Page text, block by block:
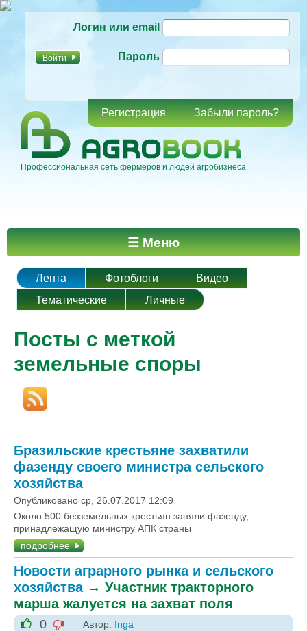
основному
Логин или email
Пароль
Регистрация Забыли пароль?
Профессиональная сеть фермеров и людей агробизнеса
Главное меню ☰ Меню
Лента Фотоблоги
Видео
Тематические
Личные
Посты с меткой
земельные споры
Бразильские крестьяне захватили
фазенду своего министра сельского
хозяйства
Опубликовано ср, 26.07.2017 12:09
Около 500 безземельных крестьян заняли фазенду,
принадлежащую министру АПК страны
подробнее
Новости аграрного рынка и сельского
хозяйства→ Участник тракторного
марша жалуется на захват поля
0 Автор: Inga